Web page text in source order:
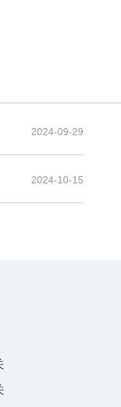
2024-09-29
2024-10-15